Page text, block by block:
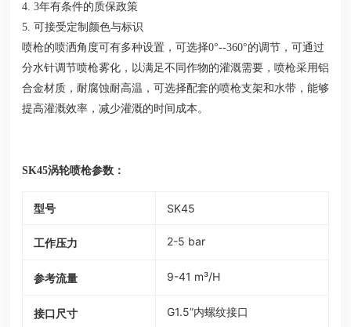
4. 3年有条件的质保政策
5. 可接受定制颜色与标识
喷枪的喷洒角度可有多种设置，可选择0°--360°的调节，可通过
分水针调节喷枪雾化，以满足不同作物的灌溉需要，喷枪采用铝
合金材质，耐腐蚀耐高温，可选择配套的喷枪支架和水带，能够
提高灌溉效率，减少灌溉的时间成本。
SK45涡轮喷枪参数：
型号 SK45
工作压力 2-5 bar
参考流量 9-41 m³/H
接口尺寸 G1.5”内螺纹接口